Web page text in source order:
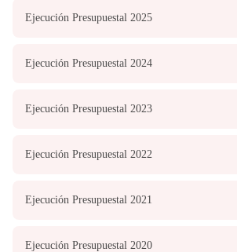
Ejecución Presupuestal 2025
Ejecución Presupuestal 2024
Ejecución Presupuestal 2023
Ejecución Presupuestal 2022
Ejecución Presupuestal 2021
Ejecución Presupuestal 2020